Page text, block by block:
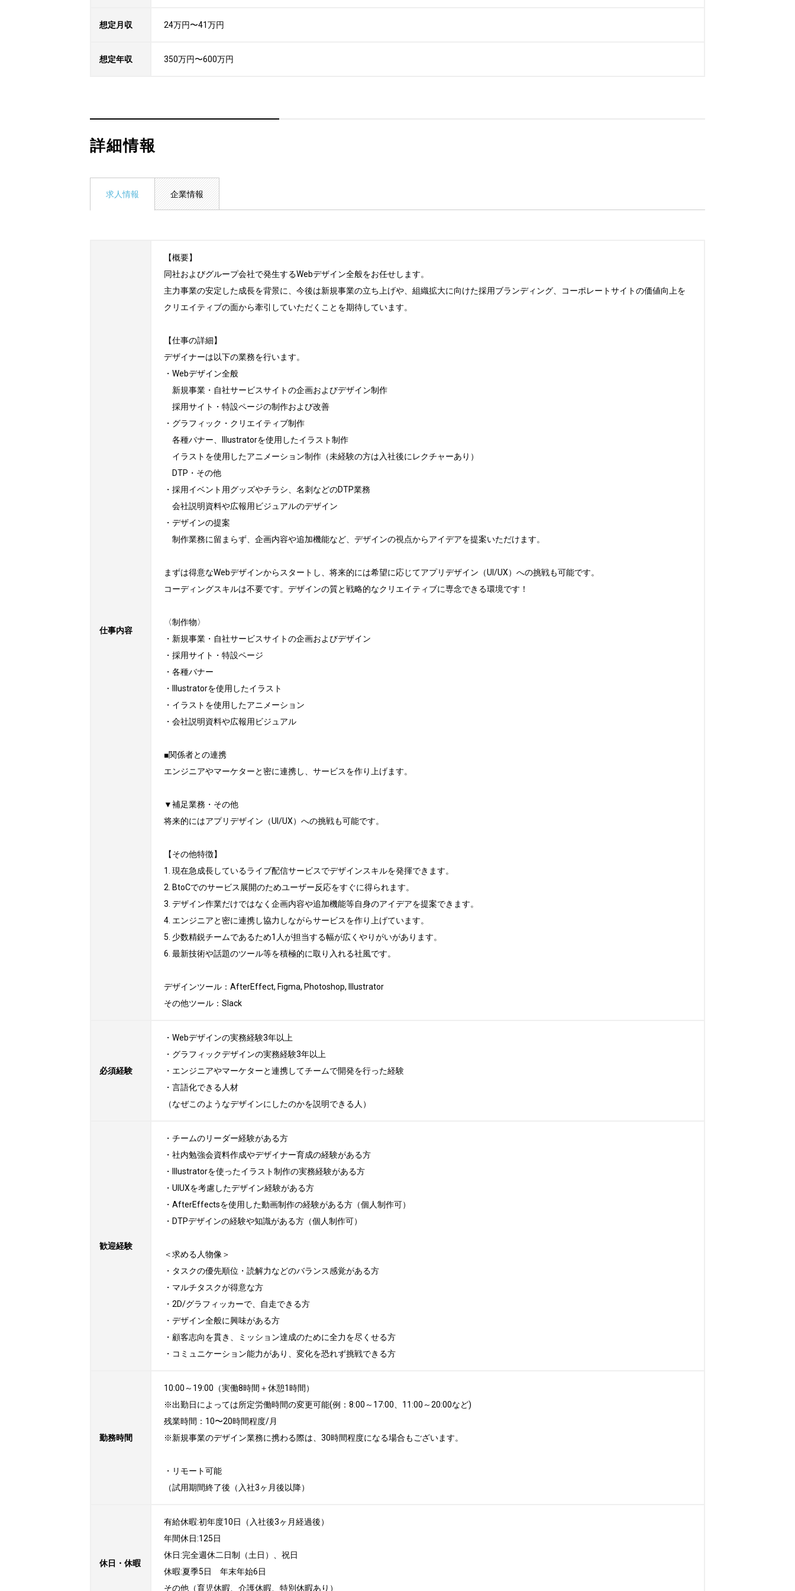
想定月収 24万円〜41万円
想定年収 350万円〜600万円
詳細情報
求人情報 企業情報
仕事内容
【概要】
同社およびグループ会社で発生するWebデザイン全般をお任せします。
主力事業の安定した成長を背景に、今後は新規事業の立ち上げや、組織拡大に向けた採用ブランディング、コーポレートサイトの価値向上を
クリエイティブの面から牽引していただくことを期待しています。
【仕事の詳細】
デザイナーは以下の業務を行います。
・Webデザイン全般
新規事業・自社サービスサイトの企画およびデザイン制作
採用サイト・特設ページの制作および改善
・グラフィック・クリエイティブ制作
各種バナー、Illustratorを使用したイラスト制作
イラストを使用したアニメーション制作（未経験の方は入社後にレクチャーあり）
DTP・その他
・採用イベント用グッズやチラシ、名刺などのDTP業務
会社説明資料や広報用ビジュアルのデザイン
・デザインの提案
制作業務に留まらず、企画内容や追加機能など、デザインの視点からアイデアを提案いただけます。
まずは得意なWebデザインからスタートし、将来的には希望に応じてアプリデザイン（UI/UX）への挑戦も可能です。
コーディングスキルは不要です。デザインの質と戦略的なクリエイティブに専念できる環境です！
〈制作物〉
・新規事業・自社サービスサイトの企画およびデザイン
・採用サイト・特設ページ
・各種バナー
・Illustratorを使用したイラスト
・イラストを使用したアニメーション
・会社説明資料や広報用ビジュアル
■関係者との連携
エンジニアやマーケターと密に連携し、サービスを作り上げます。
▼補足業務・その他
将来的にはアプリデザイン（UI/UX）への挑戦も可能です。
【その他特徴】
1. 現在急成長しているライブ配信サービスでデザインスキルを発揮できます。
2. BtoCでのサービス展開のためユーザー反応をすぐに得られます。
3. デザイン作業だけではなく企画内容や追加機能等自身のアイデアを提案できます。
4. エンジニアと密に連携し協力しながらサービスを作り上げています。
5. 少数精鋭チームであるため1人が担当する幅が広くやりがいがあります。
6. 最新技術や話題のツール等を積極的に取り入れる社風です。
デザインツール：AfterEffect, Figma, Photoshop, Illustrator
その他ツール：Slack
必須経験
・Webデザインの実務経験3年以上
・グラフィックデザインの実務経験3年以上
・エンジニアやマーケターと連携してチームで開発を行った経験
・言語化できる人材
（なぜこのようなデザインにしたのかを説明できる人）
歓迎経験
・チームのリーダー経験がある方
・社内勉強会資料作成やデザイナー育成の経験がある方
・Illustratorを使ったイラスト制作の実務経験がある方
・UIUXを考慮したデザイン経験がある方
・AfterEffectsを使用した動画制作の経験がある方（個人制作可）
・DTPデザインの経験や知識がある方（個人制作可）
＜求める人物像＞
・タスクの優先順位・読解力などのバランス感覚がある方
・マルチタスクが得意な方
・2D/グラフィッカーで、自走できる方
・デザイン全般に興味がある方
・顧客志向を貫き、ミッション達成のために全力を尽くせる方
・コミュニケーション能力があり、変化を恐れず挑戦できる方
勤務時間
10:00～19:00（実働8時間＋休憩1時間）
※出勤日によっては所定労働時間の変更可能(例：8:00～17:00、11:00～20:00など)
残業時間：10〜20時間程度/月
※新規事業のデザイン業務に携わる際は、30時間程度になる場合もございます。
・リモート可能
（試用期間終了後（入社3ヶ月後以降）
休日・休暇
有給休暇:初年度10日（入社後3ヶ月経過後）
年間休日:125日
休日:完全週休二日制（土日）、祝日
休暇:夏季5日　年末年始6日
その他（育児休暇、介護休暇、特別休暇あり）